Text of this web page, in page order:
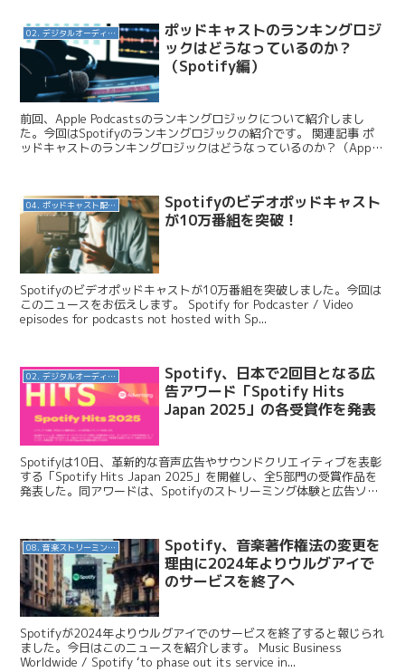
02. デジタルオーディオ広告（音声広告）
ポッドキャストのランキングロジ
ックはどうなっているのか？
（Spotify編）
前回、Apple Podcastsのランキングロジックについて紹介しまし
た。今回はSpotifyのランキングロジックの紹介です。 関連記事 ポ
ッドキャストのランキングロジックはどうなっているのか？（Apple
04. ポッドキャスト配信・制作等
Spotifyのビデオポッドキャスト
が10万番組を突破！
Spotifyのビデオポッドキャストが10万番組を突破しました。今回は
このニュースをお伝えします。 Spotify for Podcaster / Video
episodes for podcasts not hosted with Sp...
02. デジタルオーディオ広告（音声広告）
Spotify、日本で2回目となる広
告アワード「Spotify Hits
Japan 2025」の各受賞作を発表
Spotifyは10日、革新的な音声広告やサウンドクリエイティブを表彰
する「Spotify Hits Japan 2025」を開催し、全5部門の受賞作品を
発表した。同アワードは、Spotifyのストリーミング体験と広告ソリ
08. 音楽ストリーミングサービス
Spotify、音楽著作権法の変更を
理由に2024年よりウルグアイで
のサービスを終了へ
Spotifyが2024年よりウルグアイでのサービスを終了すると報じられ
ました。今日はこのニュースを紹介します。 Music Business
Worldwide / Spotify ‘to phase out its service in...